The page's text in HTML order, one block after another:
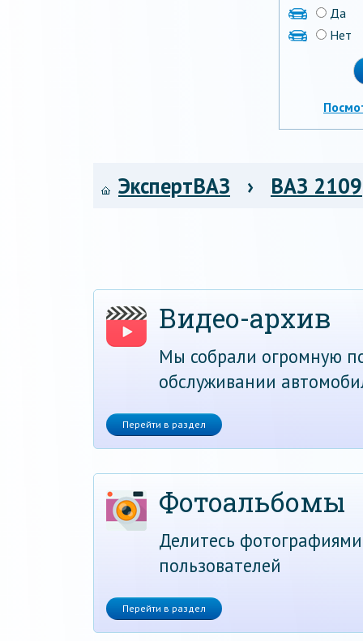
Да
Нет
ЭкспертВАЗ › ВАЗ 2109
Видео-архив
Мы собрали огромную
обслуживании
Перейти в раздел
Фотоальбомы
Делитесь
пользователей
Перейти в раздел